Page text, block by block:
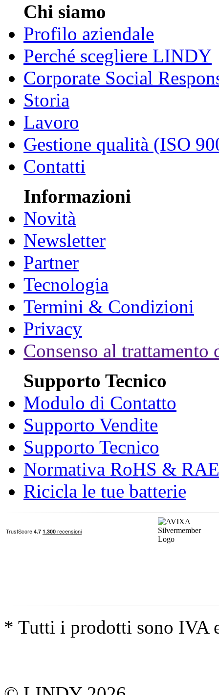
Chi siamo
Profilo aziendale
Perché scegliere LINDY
Corporate Social
Storia
Lavoro
Gestione qualità (ISO
Contatti
Informazioni
Novità
Newsletter
Partner
Tecnologia
Termini & Condizioni
Privacy
Consenso al trattamento
Supporto Tecnico
Modulo di Contatto
Supporto Vendite
Supporto Tecnico
Normativa RoHS &
Ricicla le tue batterie
* Tutti i prodotti sono IVA